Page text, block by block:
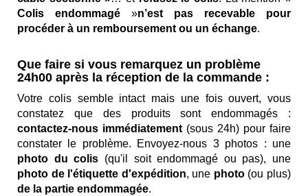
Colis endommagé »n’est pas recevable pour
procéder à un remboursement ou un échange.
Que faire si vous remarquez un problème
24h00 après la réception de la commande :
Votre colis semble intact mais une fois ouvert, vous
constatez que des produits sont endommagés :
contactez-nous immédiatement (sous 24h) pour faire
constater le problème. Envoyez-nous 3 photos : une
photo du colis (qu'il soit endommagé ou pas), une
photo de l'étiquette d'expédition, une photo(ou plus)
de la partie endommagée.